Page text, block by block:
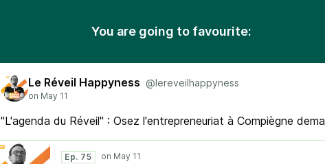
You are going to favourite:
Le Réveil Happyness @lereveilhappyness
"L'agenda du Réveil" : Osez l'entrepreneuriat à Compiègne
Ep. 75